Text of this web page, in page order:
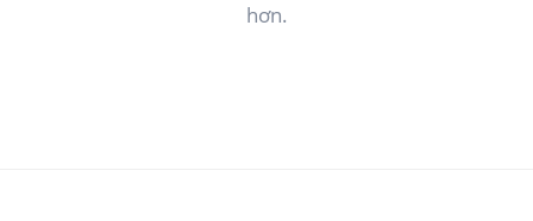
hơn.